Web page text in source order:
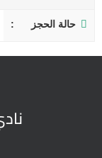
حالة الحجز